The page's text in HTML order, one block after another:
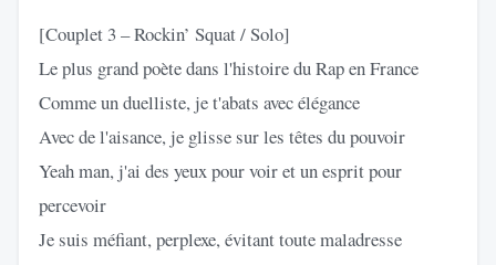
[Couplet 3 – Rockin’ Squat / Solo]
Le plus grand poète dans l'histoire du Rap en France
Comme un duelliste, je t'abats avec élégance
Avec de l'aisance, je glisse sur les têtes du pouvoir
Yeah man, j'ai des yeux pour voir et un esprit pour
percevoir
Je suis méfiant, perplexe, évitant toute maladresse